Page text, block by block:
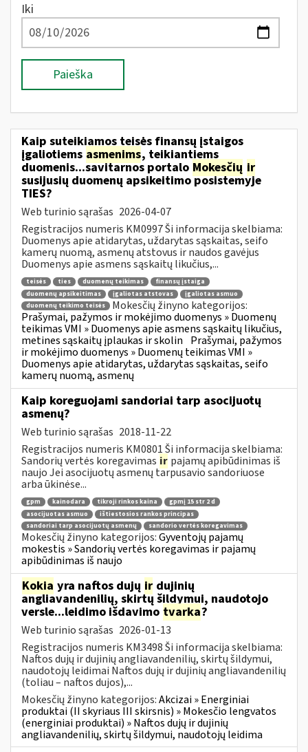
Iki
Paieška
Kaip suteikiamos teisės finansų įstaigos
įgaliotiems asmenims, teikiantiems
duomenis...savitarnos portalo Mokesčių ir
susijusių duomenų apsikeitimo posistemyje
TIES?
Web turinio sąrašas 2026-04-07
Registracijos numeris KM0997 Ši informacija skelbiama:
Duomenys apie atidarytas, uždarytas sąskaitas, seifo
kamerų nuomą, asmenų atstovus ir naudos gavėjus
Duomenys apie asmens sąskaitų likučius,...
teisės ties duomenų teikimas
finansų įstaiga
duomenų apsikeitimas
įgaliotas atstovas
įgaliotas asmuo
duomenų teikimo teisės
Mokesčių žinyno kategorijos:
Prašymai, pažymos ir mokėjimo duomenys » Duomenų
teikimas VMI » Duomenys apie asmens sąskaitų likučius,
metines sąskaitų įplaukas ir skolin Prašymai, pažymos
ir mokėjimo duomenys » Duomenų teikimas VMI »
Duomenys apie atidarytas, uždarytas sąskaitas, seifo
kamerų nuomą, asmenų
Kaip koreguojami sandoriai tarp asocijuotų
asmenų?
Web turinio sąrašas 2018-11-22
Registracijos numeris KM0801 Ši informacija skelbiama:
Sandorių vertės koregavimas ir pajamų apibūdinimas iš
naujo Jei asocijuotų asmenų tarpusavio sandoriuose
arba ūkinėse...
gpm kainodara tikroji rinkos kaina
gpmį 15 str 2 d
asocijuotas asmuo
ištiestosios rankos principas
sandoriai tarp asocijuotų asmenų
sandorio vertės koregavimas
Mokesčių žinyno kategorijos:Gyventojų pajamų
mokestis » Sandorių vertės koregavimas ir pajamų
apibūdinimas iš naujo
Kokia yra naftos dujų ir dujinių
angliavandenilių, skirtų šildymui, naudotojo
versle...leidimo išdavimo tvarka?
Web turinio sąrašas 2026-01-13
Registracijos numeris KM3498 Ši informacija skelbiama:
Naftos dujų ir dujinių angliavandenilių, skirtų šildymui,
naudotojų leidimai Naftos dujų ir dujinių angliavandenilių
(toliau – naftos dujos),...
Mokesčių žinyno kategorijos:Akcizai » Energiniai
produktai (II skyriaus III skirsnis) » Mokesčio lengvatos
(energiniai produktai) » Naftos dujų ir dujinių
angliavandenilių, skirtų šildymui, naudotojų leidima